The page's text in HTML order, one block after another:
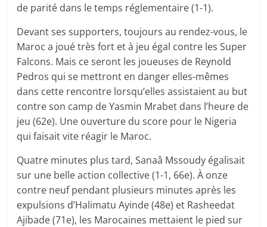
de parité dans le temps réglementaire (1-1).
Devant ses supporters, toujours au rendez-vous, le
Maroc a joué très fort et à jeu égal contre les Super
Falcons. Mais ce seront les joueuses de Reynold
Pedros qui se mettront en danger elles-mêmes
dans cette rencontre lorsqu’elles assistaient au but
contre son camp de Yasmin Mrabet dans l’heure de
jeu (62e). Une ouverture du score pour le Nigeria
qui faisait vite réagir le Maroc.
Quatre minutes plus tard, Sanaâ Mssoudy égalisait
sur une belle action collective (1-1, 66e). À onze
contre neuf pendant plusieurs minutes après les
expulsions d’Halimatu Ayinde (48e) et Rasheedat
Ajibade (71e), les Marocaines mettaient le pied sur